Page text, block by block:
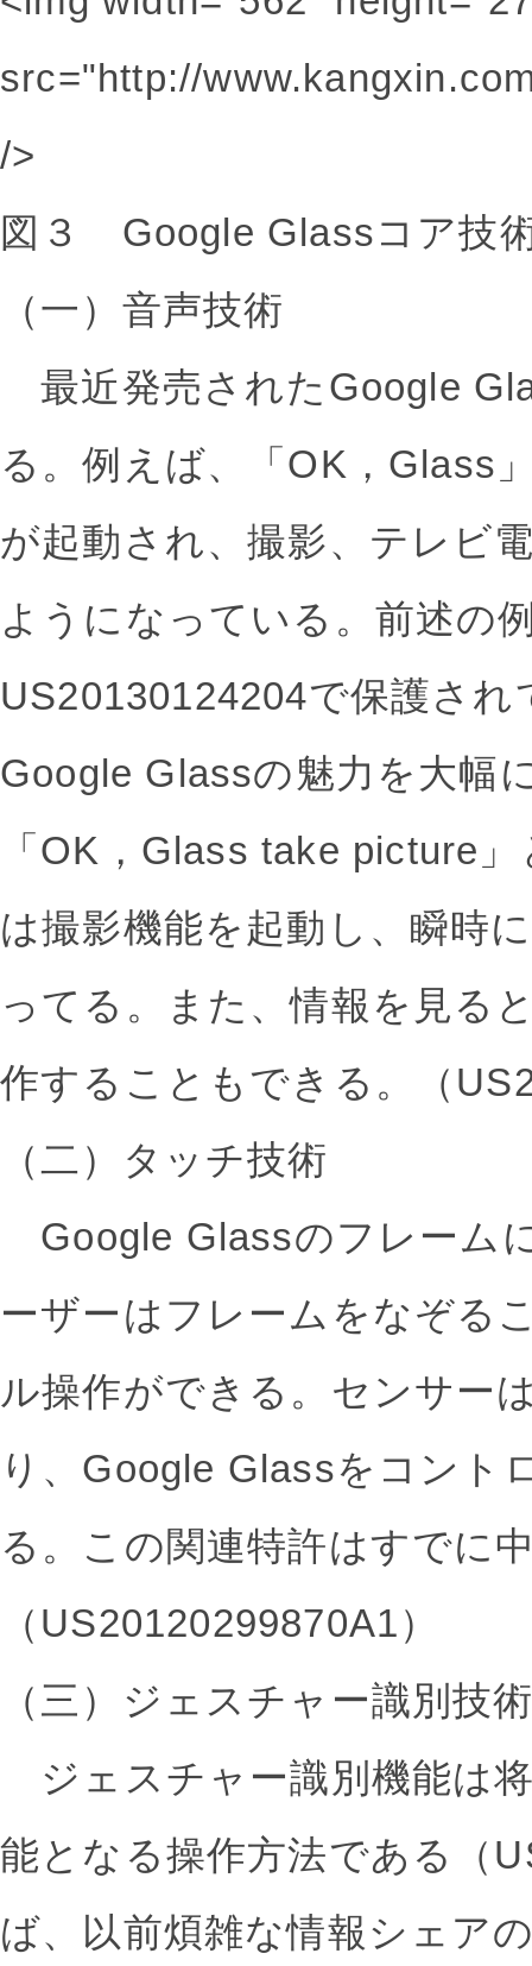
src="http://
/>
図３ Google Glassコア技
（一）音声技術
最近発売されたGoogle
る。例えば、「OK，Glass
が起動され、撮影、テレビ
ようになっている。前述の
US20130124204で保護さ
Google Glassの魅力を大幅
「OK，Glass take picture
は撮影機能を起動し、瞬時
ってる。また、情報を見る
作することもできる。（
（二）タッチ技術
Google Glassのフレーム
ーザーはフレームをなぞる
ル操作ができる。センサー
り、Google Glassをコント
る。この関連特許はすでに
（US20120299870A1）
（三）ジェスチャー識別技
ジェスチャー識別機能は
能となる操作方法である（
ば、以前煩雑な情報シェア